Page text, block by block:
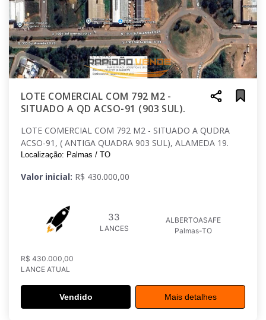
LOTE COMERCIAL COM 792 M2 -
SITUADO A QD ACSO-91 (903 SUL).
LOTE COMERCIAL COM 792 M2 - SITUADO A QUDRA
ACSO-91, ( ANTIGA QUADRA 903 SUL), ALAMEDA 19.
Localização: Palmas / TO
Valor inicial: R$ 430.000,00
33
LANCES
ALBERTOASAFE
Palmas-TO
R$ 430.000,00
LANCE ATUAL
Vendido Mais detalhes